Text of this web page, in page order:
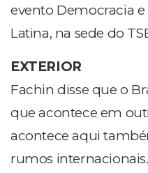
evento Democracia
Latina, na sede do
EXTERIOR
Fachin disse que o
que acontece em
acontece aqui
rumos